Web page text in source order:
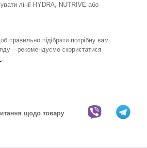
лінії HYDRA, NUTRIVE або
правильно підібрати потрібну вам
– рекомендуємо скористатися
.
щодо товару